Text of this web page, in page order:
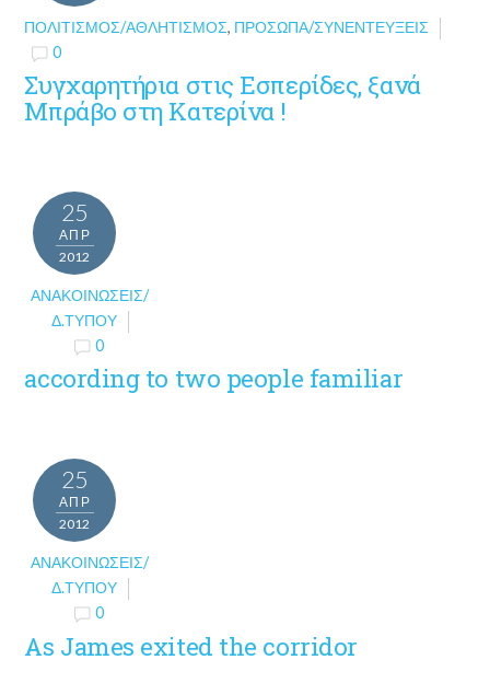
ΠΟΛΙΤΙΣΜΌΣ/ΑΘΛΗΤΙΣΜΌΣ, ΠΡΌΣΩΠΑ/ΣΥΝΕΝΤΕΎΞΕΙΣ
0
Συγχαρητήρια στις Εσπερίδες, ξανά
Μπράβο στη Κατερίνα !
25
ΑΠΡ
2012
ΑΝΑΚΟΙΝΏΣΕΙΣ/
Δ.ΤΎΠΟΥ
0
according to two people familiar
25
ΑΠΡ
2012
ΑΝΑΚΟΙΝΏΣΕΙΣ/
Δ.ΤΎΠΟΥ
0
As James exited the corridor